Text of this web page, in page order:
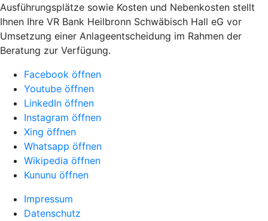
Ausführungsplätze sowie Kosten und Nebenkosten stellt
Ihnen Ihre VR Bank Heilbronn Schwäbisch Hall eG vor
Umsetzung einer Anlageentscheidung im Rahmen der
Beratung zur Verfügung.
Facebook öffnen
Youtube öffnen
LinkedIn öffnen
Instagram öffnen
Xing öffnen
Whatsapp öffnen
Wikipedia öffnen
Kununu öffnen
Impressum
Datenschutz